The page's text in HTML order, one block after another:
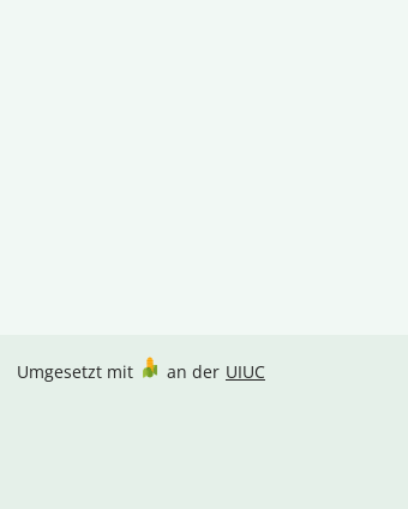
Umgesetzt mit an der UIUC